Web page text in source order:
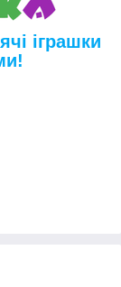
іграшки